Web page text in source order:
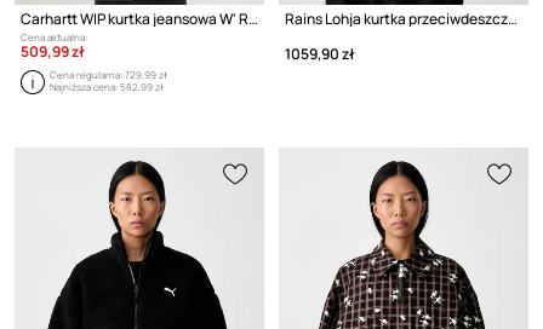
Carhartt WIP kurtka jeansowa W' Rylan
Cena aktualna:
509,99 zł
Cena regularna:729,99 zł
Najniższa cena:582,99 zł
Rains Lohja kurtka przeciwdeszczowa damska
1059,90 zł